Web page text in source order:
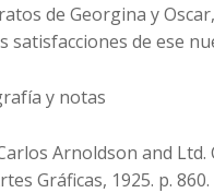
de Georgina y
satisfacciones de ese
y notas
Arnoldson and Ltd.
Gráficas, 1925. p. 860.